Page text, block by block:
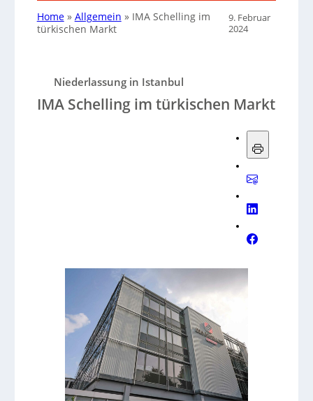
Home» Allgemein » IMA Schelling im
türkischen Markt
9. Februar
2024
Niederlassung in Istanbul
IMA Schelling im türkischen Markt